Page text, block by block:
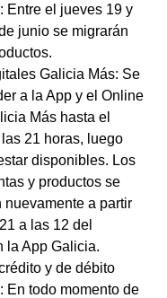
Entre el jueves 19 y
junio se migrarán
Galicia Más: Se
a la App y el Online
Más hasta el
21 horas, luego
disponibles. Los
y productos se
nuevamente a partir
a las 12 del
la App Galicia.
y de débito
En todo momento de